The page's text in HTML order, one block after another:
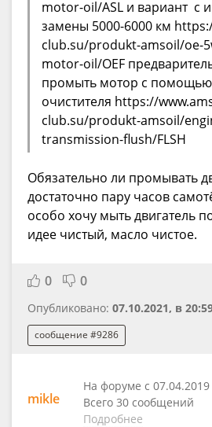
motor-oil/ASL и вариант с
замены 5000-6000 км
club.su/produkt-amsoil/oe-
motor-oil/OEF
промыть мотор с помощью
очистителя https://
club.su/produkt-amsoil/
transmission-flush/FLSH
Обязательно ли промывать
достаточно пару часов
особо хочу мыть двигатель
идее чистый, масло чистое.
0 0
Опубликовано: 07.10.2021, в
сообщение #9286
mikle
На форуме с 07.04.2019
Всего 30 сообщений
Подробнее